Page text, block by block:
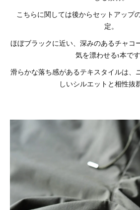
こちらに関しては後からセットアップ
定。
ほぼブラックに近い、深みのあるチャコ
気を漂わせる1本です
滑らかな落ち感があるテキスタイルは、
しいシルエットと相性抜